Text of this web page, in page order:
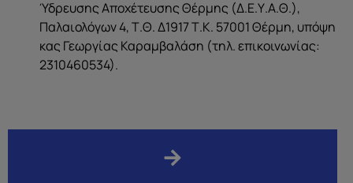
Ύδρευσης Αποχέτευσης Θέρμης (Δ.Ε.Υ.Α.Θ.),
Παλαιολόγων 4, Τ.Θ. Δ1917 Τ.Κ. 57001 Θέρμη, υπόψη
κας Γεωργίας Καραμβαλάση (τηλ. επικοινωνίας:
2310460534).